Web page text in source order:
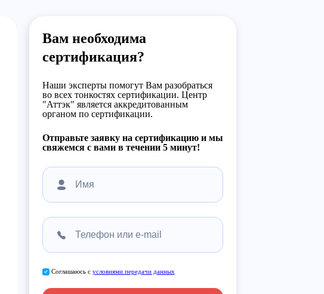
Вам необходима
сертификация?
Наши эксперты помогут Вам разобраться
во всех тонкостях сертификации. Центр
"Аттэк" является аккредитованным
органом по сертификации.
Отправьте заявку на сертификацию и мы
свяжемся с вами в течении 5 минут!
Соглашаюсь с условиями передачи данных